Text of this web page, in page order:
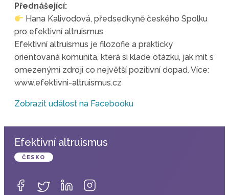
Přednášející:
Hana Kalivodová, předsedkyně českého Spolku
pro efektivní altruismus
Efektivní altruismus je filozofie a prakticky
orientovaná komunita, která si klade otázku, jak mít s
omezenými zdroji co největší pozitivní dopad. Více:
www.efektivni-altruismus.cz
Zobrazit událost na Facebooku
Efektivní altruismus
ČESKO